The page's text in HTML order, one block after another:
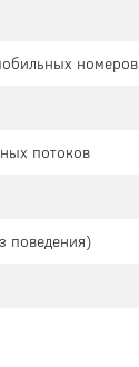
номеров
потоков
поведения)